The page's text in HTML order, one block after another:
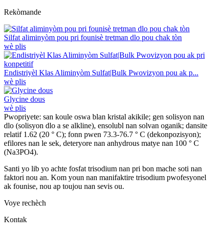
Rekòmande
Silfat aliminyòm pou pri founisè tretman dlo pou chak tòn
wè plis
Endistriyèl Klas Aliminyòm Sulfat|Bulk Pwovizyon pou ak p...
wè plis
Glycine dous
wè plis
Pwopriyete: san koule oswa blan kristal akikile; gen solisyon nan
dlo (solisyon dlo a se alkline), ensolubl nan solvan oganik; dansite
relatif 1.62 (20 ° C); fonn pwen 73.3-76.7 ° C (dekonpozisyon);
efilores nan le sek, deteryore nan anhydrous matye nan 100 ° C
(Na3PO4).
Santi yo lib yo achte fosfat trisodium nan pri bon mache soti nan
faktori nou an. Kom youn nan manifaktire trisodium pwofesyonel
ak founise, nou ap toujou nan sevis ou.
Voye rechèch
Kontak